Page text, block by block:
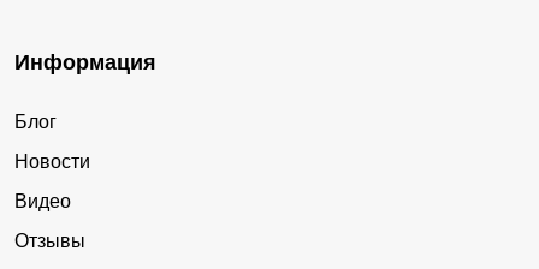
Информация
Блог
Новости
Видео
Отзывы